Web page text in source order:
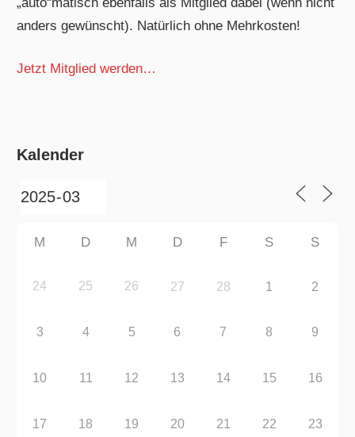
anders gewünscht). Natürlich ohne Mehrkosten!
Jetzt Mitglied werden…
Kalender
M D M D F S S
24 25 26 27 28 1 2
3 4 5 6 7 8 9
10 11 12 13 14 15 16
17 18 19 20 21 22 23